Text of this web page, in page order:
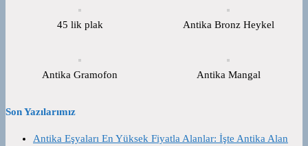
45 lik plak Antika Bronz Heykel
Antika Gramofon Antika Mangal
Son Yazılarımız
Antika Eşyaları En Yüksek Fiyatla Alanlar: İşte Antika Alan